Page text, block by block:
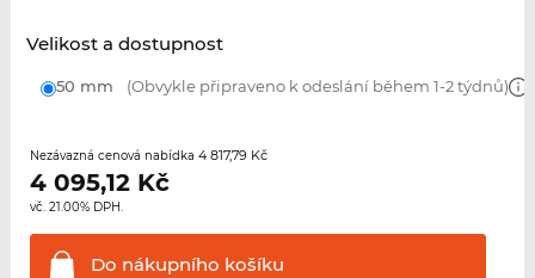
Velikost a dostupnost
50 mm (Obvykle připraveno k odeslání během 1-2 týdnů)
Nezávazná cenová nabídka 4 817,79 Kč
4 095,12Kč
vč. 21.00% DPH.
Do nákupního košíku